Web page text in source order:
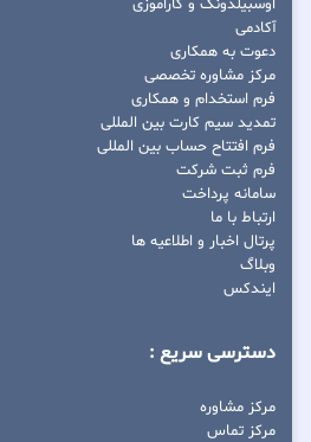
اوسبیلدونگ و کاراموزی
آکادمی
دعوت به همکاری
مرکز مشاوره تخصصی
فرم استخدام و همکاری
تمدید سیم کارت بین المللی
فرم افتتاح حساب بین المللی
فرم ثبت شرکت
سامانه پرداخت
ارتباط با ما
پرتال اخبار و اطلاعیه ها
وبلاگ
ایندکس
دسترسی سریع :
مرکز مشاوره
مرکز تماس